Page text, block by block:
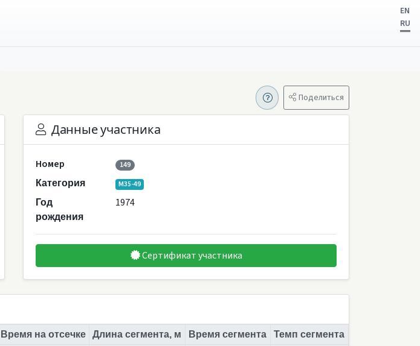
EN
RU
Поделиться
Данные участника
Номер
149
Категория
M35-49
Год
рождения
1974
Сертификат участника
Время на отсечке Длина сегмента, м Время сегмента
Темп сегмента